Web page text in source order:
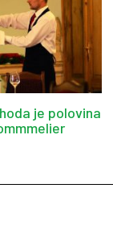
je polovina